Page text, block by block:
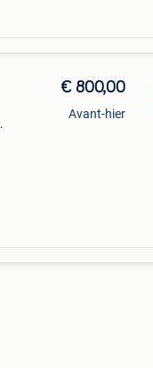
€ 800,00
Avant-hier